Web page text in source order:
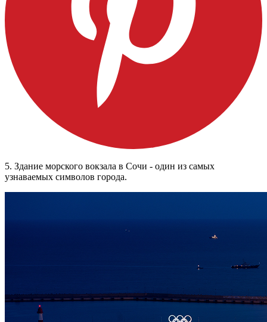
5. Здание морского вокзала в Сочи - один из самых
узнаваемых символов города.